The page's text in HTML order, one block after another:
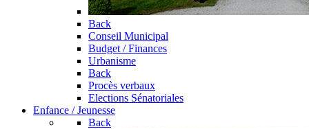
Back
Conseil Municipal
Budget / Finances
Urbanisme
Back
Procès verbaux
Elections Sénatoriales
Enfance / Jeunesse
Back